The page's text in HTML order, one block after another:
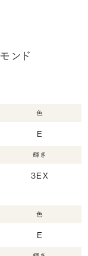
ンド
色
E
輝き
3EX
色
E